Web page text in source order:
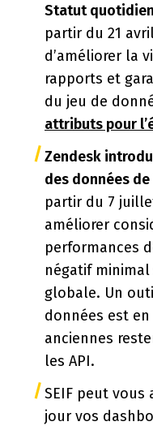
Statut
partir du 21
d’améliorer la
rapports et
du jeu de
attributs pour
Zendesk
des données
partir du 7
améliorer
performances
négatif
globale. Un
données est
anciennes
les API.
SEIF peut
jour vos